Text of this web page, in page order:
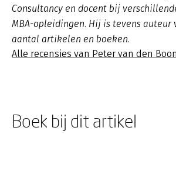
Consultancy en docent bij
MBA-opleidingen. Hij is tevens auteur
aantal artikelen en boeken.
Alle recensies van Peter van den
Boek bij dit artikel